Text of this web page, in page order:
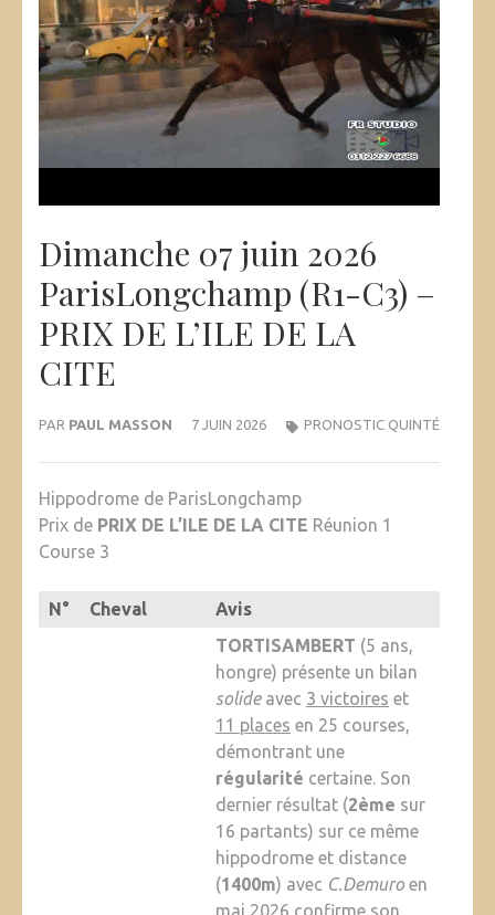
Dimanche 07 juin 2026
ParisLongchamp (R1-C3) –
PRIX DE L’ILE DE LA
CITE
PAR PAUL MASSON 7 JUIN 2026 PRONOSTIC QUINTÉ
Hippodrome de ParisLongchamp
Prix de PRIX DE L’ILE DE LA CITE Réunion 1
Course 3
N° Cheval Avis
TORTISAMBERT (5 ans,
hongre) présente un bilan
solideavec 3 victoires et
11 places en 25 courses,
démontrant une
régularité certaine. Son
dernier résultat (2ème sur
16 partants) sur ce même
hippodrome et distance
(1400m) avec C.Demuroen
mai 2026 confirme son